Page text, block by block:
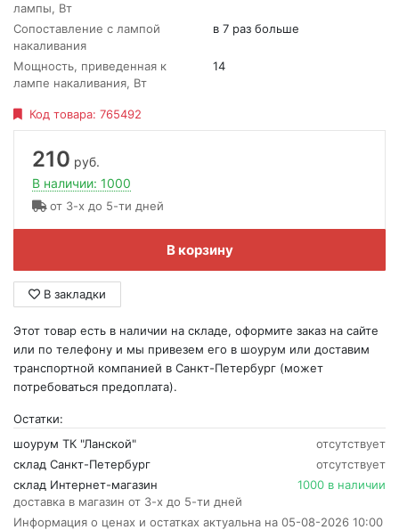
лампы, Вт
Сопоставление с лампой
накаливания
в 7 раз больше
Мощность, приведенная к
лампе накаливания, Вт
14
Код товара: 765492
210 руб.
В наличии: 1000
от 3-х до 5-ти дней
В корзину
В закладки
Этот товар есть в наличии на складе, оформите заказ на сайте
или по телефону и мы привезем его в шоурум или доставим
транспортной компанией в Санкт-Петербург (может
потребоваться предоплата).
Остатки:
шоурум ТК "Ланской"
отсутствует
склад Санкт-Петербург
отсутствует
склад Интернет-магазин
1000 в наличии
доставка в магазин от 3-х до 5-ти дней
Информация о ценах и остатках актуальна на 05-08-2026 10:00